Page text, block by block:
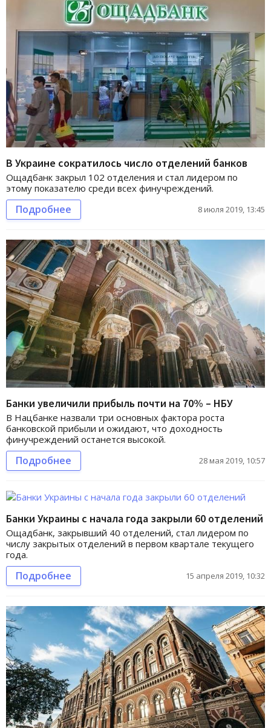
В Украине сократилось число отделений банков
Ощадбанк закрыл 102 отделения и стал лидером по
этому показателю среди всех финучреждений.
Подробнее 8 июля 2019, 13:45
Банки увеличили прибыль почти на 70% – НБУ
В Нацбанке назвали три основных фактора роста
банковской прибыли и ожидают, что доходность
финучреждений останется высокой.
Подробнее 28 мая 2019, 10:57
Банки Украины с начала года закрыли 60 отделений
Ощадбанк, закрывший 40 отделений, стал лидером по
числу закрытых отделений в первом квартале текущего
года.
Подробнее 15 апреля 2019, 10:32